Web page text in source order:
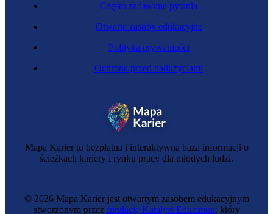
Mechaniczka samochodowa
Mapa Karier to bezpłatna i interaktywna baza informacji o
ścieżkach kariery i rynku pracy dla młodych ludzi.
Często zadawane pytania
Otwarte zasoby edukacyjne
Polityka prywatności
Ochrona przed nadużyciami
© 2026 Mapa Karier jest otwartym zasobem edukacyjnym
stworzonym przez fundację Katalyst Education, który